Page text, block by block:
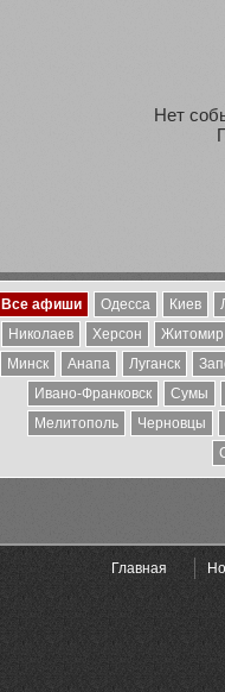
Нет
Все афиши Одесса Киев
Николаев
Херсон Житомир
Минск
Анапа Луганск
Ивано-Франковск
Сумы
Мелитополь
Черновцы
Главная